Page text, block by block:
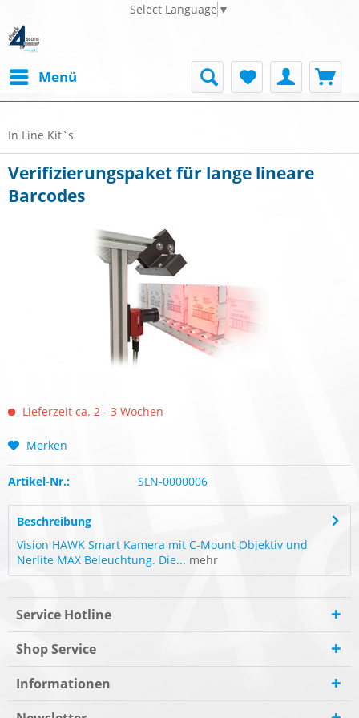
Select Language ▼
Menü
In Line Kit`s
Verifizierungspaket für lange lineare
Barcodes
Lieferzeit ca. 2 - 3 Wochen
Merken
Artikel-Nr.: SLN-0000006
Beschreibung
Vision HAWK Smart Kamera mit C-Mount Objektiv und
Nerlite MAX Beleuchtung. Die... mehr
Service Hotline
Shop Service
Informationen